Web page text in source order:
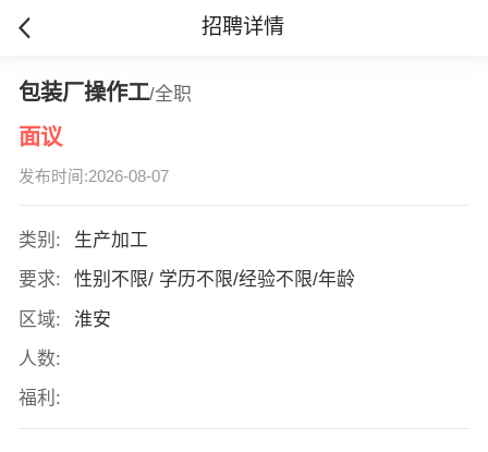
招聘详情
包装厂操作工/全职
面议
发布时间:2026-08-07
类别:
生产加工
要求:
性别不限/ 学历不限/经验不限/年龄
区域:
淮安
人数:
福利: